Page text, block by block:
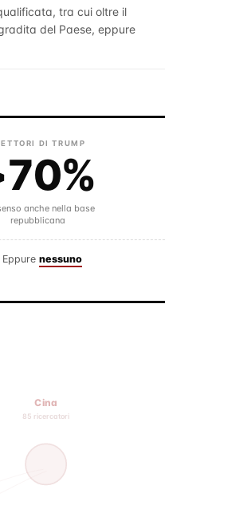
tra cui oltre il
del Paese, eppure
DI TRUMP
anche nella base
repubblicana
nessuno
Cina
85 ricercatori